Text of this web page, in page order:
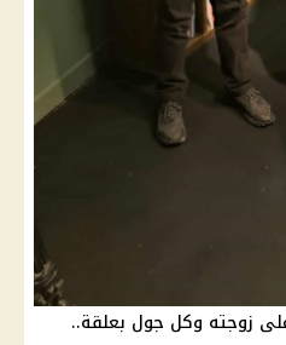
زوجته وكل جول بعلقة..